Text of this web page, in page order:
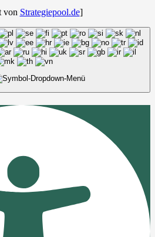
von Strategiepool.de]